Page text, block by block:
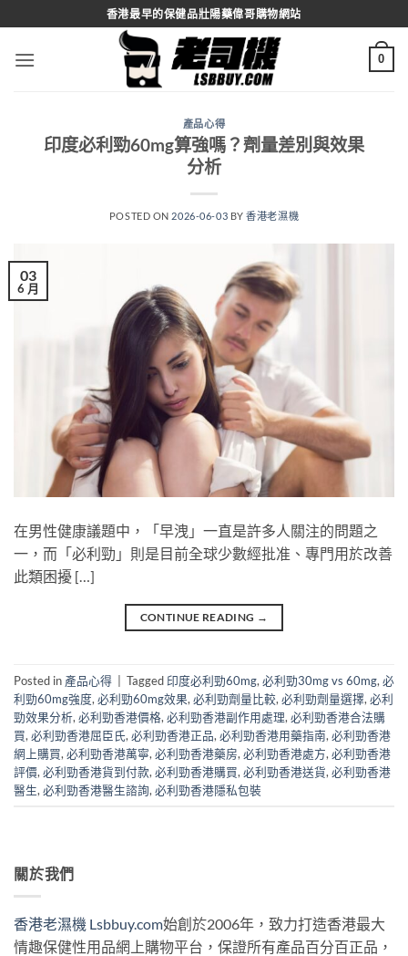
to
content
香港最早的保健品壯陽藥偉哥購物網站
0
產品心得
印度必利勁60mg算強嗎？劑量差別與效果
分析
POSTED ON 2026-06-03 BY香港老濕機
03
6 月
在男性健康議題中，「早洩」一直是許多人關注的問題之
一，而「必利勁」則是目前全球少數經批准、專門用於改善
此類困擾 […]
CONTINUE READING →
Posted in 產品心得 Tagged 印度必利勁60mg, 必利勁30mg vs 60mg, 必
利勁60mg強度, 必利勁60mg效果, 必利勁劑量比較, 必利勁劑量選擇, 必利
勁效果分析, 必利勁香港價格, 必利勁香港副作用處理, 必利勁香港合法購
買, 必利勁香港屈臣氏, 必利勁香港正品, 必利勁香港用藥指南, 必利勁香港
網上購買, 必利勁香港萬寧, 必利勁香港藥房, 必利勁香港處方, 必利勁香港
評價, 必利勁香港貨到付款, 必利勁香港購買, 必利勁香港送貨, 必利勁香港
醫生, 必利勁香港醫生諮詢, 必利勁香港隱私包裝
關於我們
香港老濕機 Lsbbuy.com始創於2006年，致力打造香港最大
情趣保健性用品網上購物平台，保證所有產品百分百正品，